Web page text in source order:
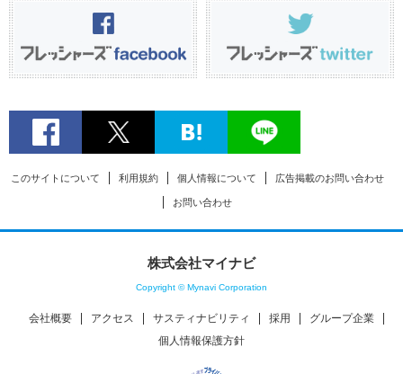
このサイトについて 利用規約 個人情報について 広告掲載のお問い合わせ
お問い合わせ
株式会社マイナビ
Copyright © Mynavi Corporation
会社概要 アクセス サスティナビリティ 採用
グループ企業
個人情報保護方針